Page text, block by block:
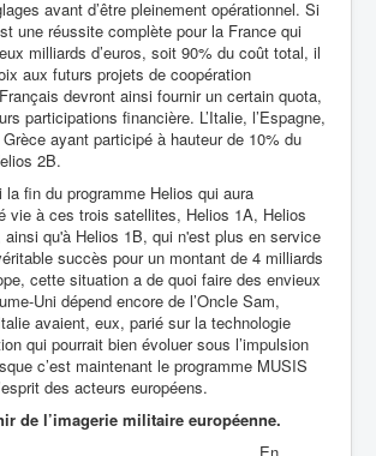
avant d’être pleinement opérationnel. Si
une réussite complète pour la France qui
milliards d’euros, soit 90% du coût total, il
aux futurs projets de coopération
devront ainsi fournir un certain quota,
participations financière. L’Italie, l’Espagne,
ayant participé à hauteur de 10% du
2B.
la fin du programme Helios qui aura
vie à ces trois satellites, Helios 1A, Helios
qu'à Helios 1B, qui n'est plus en service
succès pour un montant de 4 milliards
cette situation a de quoi faire des envieux
Uni dépend encore de l’Oncle Sam,
avaient, eux, parié sur la technologie
qui pourrait bien évoluer sous l’impulsion
c’est maintenant le programme MUSIS
des acteurs européens.
de l’imagerie militaire européenne.